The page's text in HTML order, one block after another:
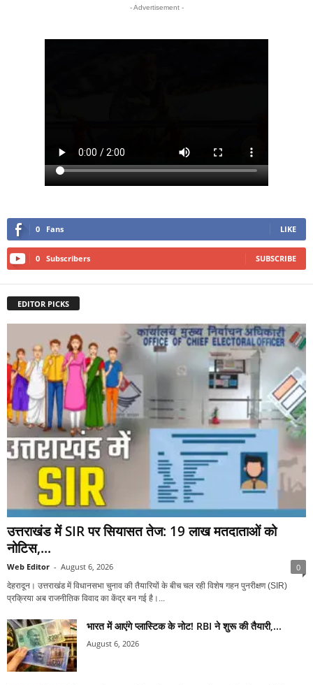
- Advertisement -
0 Fans LIKE
0 Subscribers SUBSCRIBE
EDITOR PICKS
उत्तराखंड में SIR पर सियासत तेज: 19 लाख मतदाताओं को
नोटिस,...
Web Editor - August 6, 2026 0
देहरादून। उत्तराखंड में विधानसभा चुनाव की तैयारियों के बीच चल रही विशेष गहन पुनरीक्षण (SIR)
प्रक्रिया अब राजनीतिक विवाद का केंद्र बन गई है।...
भारत में आएंगे प्लास्टिक के नोट! RBI ने शुरू की तैयारी,...
August 6, 2026